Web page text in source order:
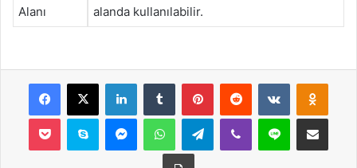
Alanı
alanda kullanılabilir.
Facebook
X LinkedInTumblr PinterestReddit VKontakte
Pocket Skype MessengerWhatsAppTelegramViber Line E-Posta ile
Yazdır